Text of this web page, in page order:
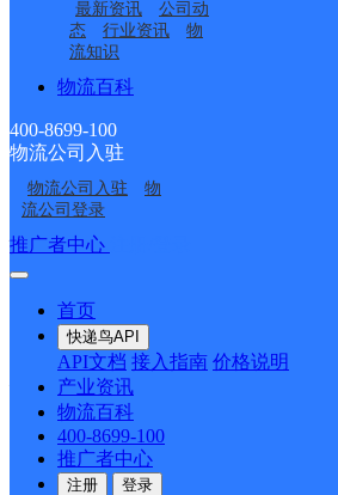
最新资讯
公司动
态
行业资讯
物
流知识
物流百科
400-8699-100
物流公司入驻
物流公司入驻
物
流公司登录
推广者中心
首页
快递鸟API
API文档 接入指南 价格说明
产业资讯
物流百科
400-8699-100
推广者中心
注册 登录
公司
内蒙古主城区公司呼和
浩特如意开发区服务部
内蒙古呼和浩特新城区
工业大学公司
呼市胜利路分部
呼市体育场分部
呼和浩特毫沁营分部
内蒙古呼和浩特营销市
接口API
API接口 DEMO下载
关于我们
公司介绍 企业动态
合作伙伴 快递鸟接口服务协议
户隐私政策